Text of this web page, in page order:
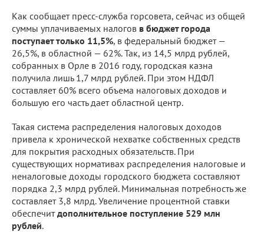
Как сообщает пресс-служба горсовета, сейчас из общей
суммы уплачиваемых налогов в бюджет города
поступает только 11,5%, в федеральный бюджет —
26,5%, в областной — 62%. Так, из 14,5 млрд рублей,
собранных в Орле в 2016 году, городская казна
получила лишь 1,7 млрд рублей. При этом НДФЛ
составляет 60% всего объема налоговых доходов и
большую его часть дает областной центр.
Такая система распределения налоговых доходов
привела к хронической нехватке собственных средств
для покрытия расходных обязательств. При
существующих нормативах распределения налоговые и
неналоговые доходы городского бюджета составляют
порядка 2,3 млрд рублей. Минимальная потребность же
составляет 3,8 млрд. Увеличение процентной ставки
обеспечитдополнительное поступление 529 млн
рублей.